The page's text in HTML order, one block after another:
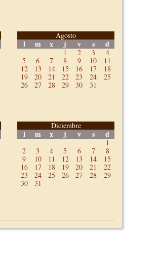
Agosto
l m x j v s d
1 2 3
4
5
6 7 8 9 10
11
12
13 14 15 16 17
18
19
20 21 22 23 24
25
26
27 28 29 30 31
Diciembre
l m x j v s d
1
2
3 4 5 6 7
8
9
10 11 12 13 14
15
16
17 18 19 20 21
22
23
24 25 26 27 28
29
30
31